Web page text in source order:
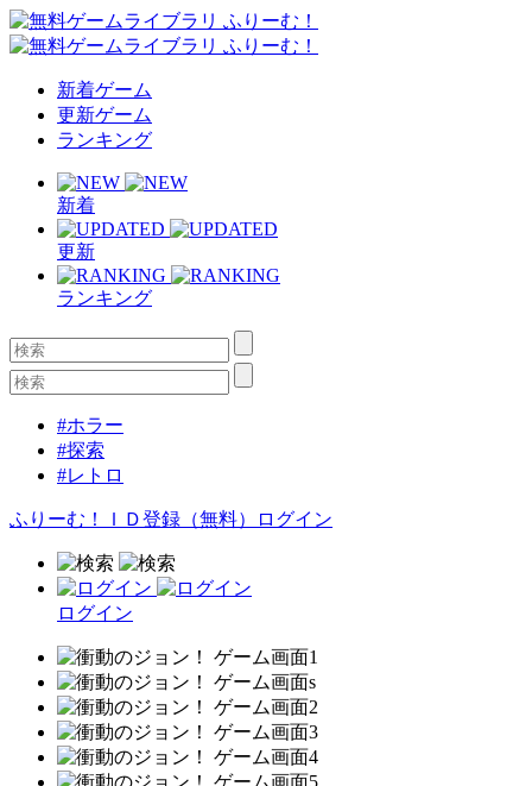
新着ゲーム
更新ゲーム
ランキング
新着
更新
ランキング
#ホラー
#探索
#レトロ
ふりーむ！ＩＤ登録（無料） ログイン
ログイン